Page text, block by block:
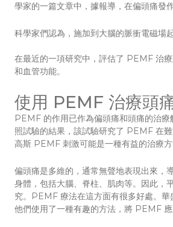
學家的一篇文章中，據報導，在偏頭痛發
科學家們認為，施加到大腦的脈衝電磁場
在最近的一項研究中，評估了 PEMF 治
和血管功能。
使用 PEMF 治療頭
PEMF 的作用已作為偏頭痛和頭痛的治
照試驗的結果，該試驗研究了 PEMF 在
高斯 PEMF 刺激可能是一種有益的治療方
偏頭痛是多維的，通常無聲地表現出來，
身體，包括大腦、脊柱、肌肉等。因此，
究。PEMF 療法在這方面有很多好處。華
他們使用了一種有趣的方法，將 PEMF 應